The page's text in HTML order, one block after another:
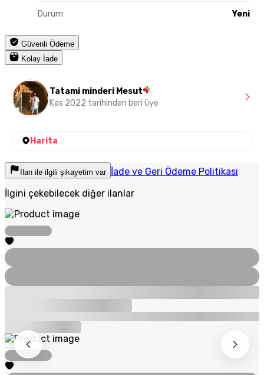
Durum Yeni
Güvenli Ödeme
Kolay İade
Tatami minderi Mesut
Kas 2022 tarihinden beri üye
Harita
İlan ile ilgili şikayetim var İade ve Geri Ödeme Politikası
İlgini çekebilecek diğer ilanlar